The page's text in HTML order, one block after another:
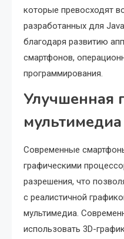
которые превосходят
разработанных для
благодаря развитию
смартфонов,
программирования.
Улучшенная
мультимедиа
Современные
графическими
разрешения, что
с реалистичной
мультимедиа.
использовать 3D-